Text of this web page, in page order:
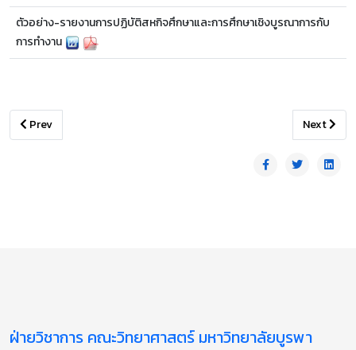
ตัวอย่าง-รายงานการปฏิบัติสหกิจศึกษาและการศึกษาเชิงบูรณาการกับ
การทำงาน
Previous article: รายชื่อสถานประกอบการสหกิจศึกษาฯ
Prev Next
Next
ฝ่ายวิชาการ คณะวิทยาศาสตร์ มหาวิทยาลัยบูรพา